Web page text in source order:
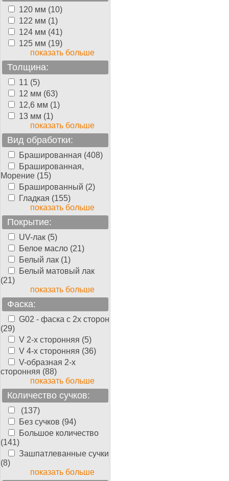
120 мм (10)
122 мм (1)
124 мм (41)
125 мм (19)
показать больше
Толщина:
11 (5)
12 мм (63)
12,6 мм (1)
13 мм (1)
показать больше
Вид обработки:
Брашированная (408)
Брашированная,
Морение (15)
Брашированный (2)
Гладкая (155)
показать больше
Покрытие:
UV-лак (5)
Белое масло (21)
Белый лак (1)
Белый матовый лак
(21)
показать больше
Фаска:
G02 - фаска с 2х сторон
(29)
V 2-х сторонняя (5)
V 4-х сторонняя (36)
V-образная 2-х
сторонняя (88)
показать больше
Количество сучков:
(137)
Без сучков (94)
Большое количество
(141)
Зашпатлеванные сучки
(8)
показать больше